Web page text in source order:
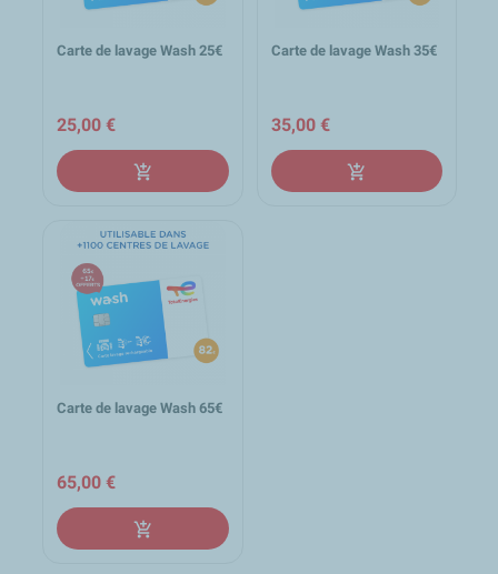
Carte de lavage Wash 25€
25,00 €
add_shopping_cart
Carte de lavage Wash 35€
35,00 €
add_shopping_cart
Carte de lavage Wash 65€
65,00 €
add_shopping_cart